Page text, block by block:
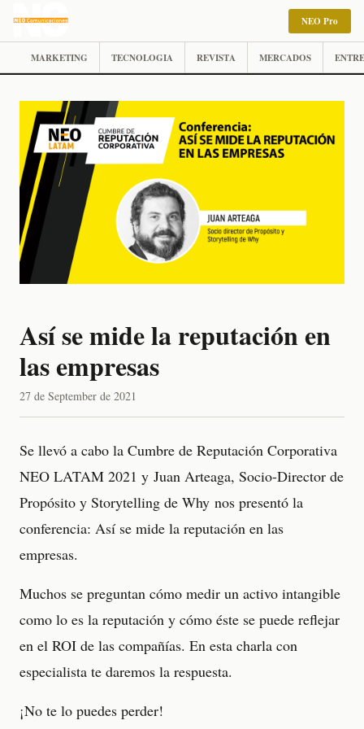
NEO Pro
MARKETING TECNOLOGIA REVISTA MERCADOS
Así se mide la reputación en
las empresas
27 de September de 2021
Se llevó a cabo la Cumbre de Reputación Corporativa
NEO LATAM 2021 y Juan Arteaga, Socio-Director de
Propósito y Storytelling de Why nos presentó la
conferencia: Así se mide la reputación en las
empresas.
Muchos se preguntan cómo medir un activo intangible
como lo es la reputación y cómo éste se puede reflejar
en el ROI de las compañías. En esta charla con
especialista te daremos la respuesta.
¡No te lo puedes perder!